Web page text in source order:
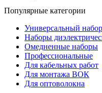
Популярные категории
Универсальный
Наборы
Омедненные наборы
Профессиональные
Для кабельных работ
Для монтажа ВОК
Для оптоволокна